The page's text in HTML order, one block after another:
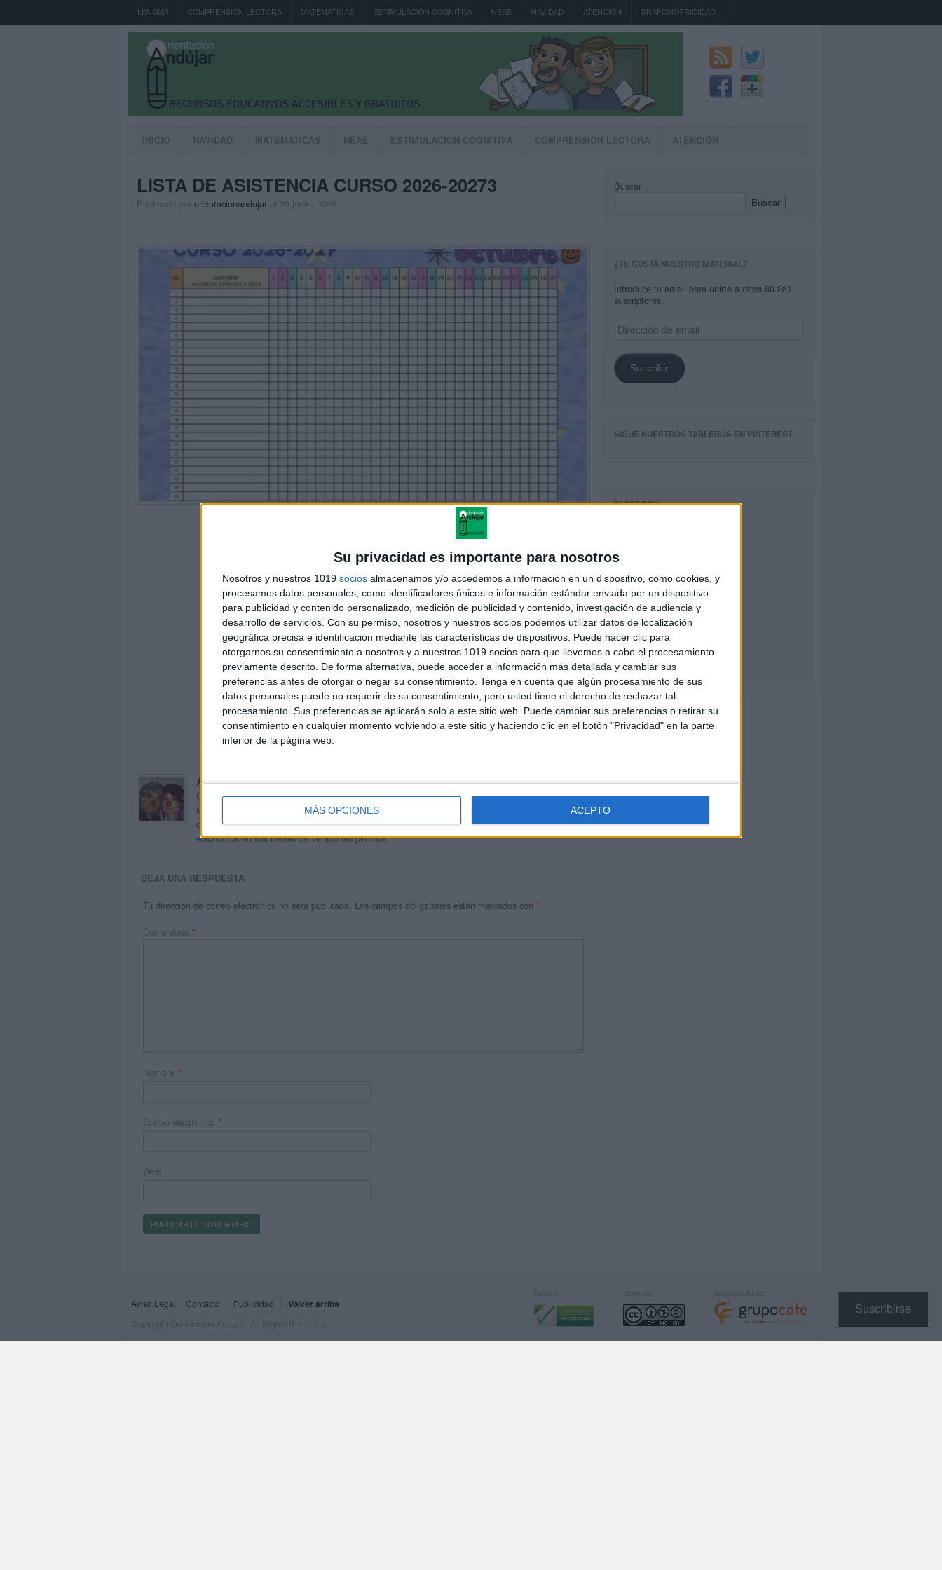
Su privacidad es importante para nosotros
Nosotros y nuestros 1019 socios almacenamos y/o accedemos a información en un dispositivo, como cookies, y
procesamos datos personales, como identificadores únicos e información estándar enviada por un dispositivo
para publicidad y contenido personalizado, medición de publicidad y contenido, investigación de audiencia y
desarrollo de servicios. Con su permiso, nosotros y nuestros socios podemos utilizar datos de localización
geográfica precisa e identificación mediante las características de dispositivos. Puede hacer clic para
otorgarnos su consentimiento a nosotros y a nuestros 1019 socios para que llevemos a cabo el procesamiento
previamente descrito. De forma alternativa, puede acceder a información más detallada y cambiar sus
preferencias antes de otorgar o negar su consentimiento. Tenga en cuenta que algún procesamiento de sus
datos personales puede no requerir de su consentimiento, pero usted tiene el derecho de rechazar tal
procesamiento. Sus preferencias se aplicarán solo a este sitio web. Puede cambiar sus preferencias o retirar su
consentimiento en cualquier momento volviendo a este sitio y haciendo clic en el botón "Privacidad" en la parte
inferior de la página web.
MÁS OPCIONES ACEPTO
Suscribirse
LENGUA COMPRENSIÓN LECTORA MATEMÁTICAS ESTIMULACION COGNITIVA NEAE NAVIDAD ATENCIÓN GRAFOMOTRICIDAD
INICIO NAVIDAD MATEMÁTICAS NEAE ESTIMULACION COGNITIVA COMPRENSIÓN LECTORA ATENCIÓN
LISTA DE ASISTENCIA CURSO 2026-20273
Publicado por orientacionandujar el 29 junio, 2026
Acerca de orientacionandujar
Orientación Andújar no es solo un blog, es la apuesta personal de dos profesores Ginés y
Maribel, que además de ser pareja, son los encargados de los contenidos que encontramos
dentro del blog y en el cual, vuelcan la mayor parte del tiempo, que sus tareas como docentes, y
voluntarios en sus meses de verano les permite.
DEJA UNA RESPUESTA
Tu dirección de correo electrónico no será publicada. Los campos obligatorios están marcados con *
Comentario *
Nombre *
Correo electrónico *
Web
Buscar
Buscar
¿TE GUSTA NUESTRO MATERIAL?
Introduce tu email para unirte a otros 80.861
suscriptores.
Dirección
de
Suscribir
SIGUE NUESTROS TABLEROS EN PINTEREST
FACEBOOK
Aviso Legal Contacto Publicidad Volver arriba